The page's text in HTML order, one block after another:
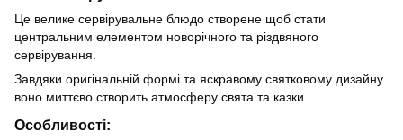
Це велике сервірувальне блюдо створене щоб стати
центральним елементом новорічного та різдвяного
сервірування.
Завдяки оригінальній формі та яскравому святковому дизайну
воно миттєво створить атмосферу свята та казки.
Особливості: